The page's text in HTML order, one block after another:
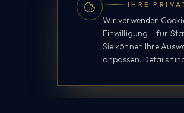
IHRE
Wir verwenden
Einwilligung – für
Sie können Ihre
anpassen. Details